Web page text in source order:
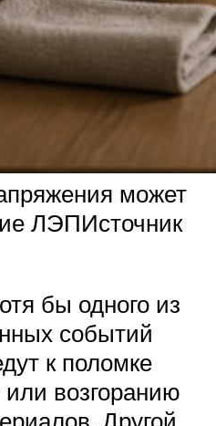
может
ЛЭПИсточник
бы одного из
событий
к поломке
возгоранию